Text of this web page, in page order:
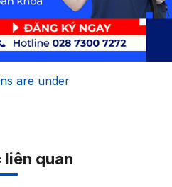
are under
liên quan